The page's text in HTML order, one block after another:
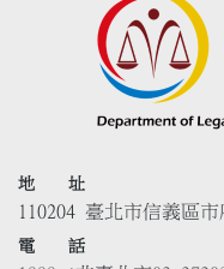
地 址
110204 臺北市信義區
電 話